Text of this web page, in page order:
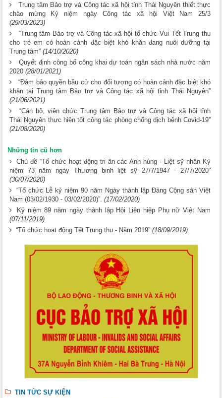
Trung tâm Bảo trợ và Công tác xã hội tỉnh Thái Nguyên thiết thực
chào mừng Kỷ niệm ngày Công tác xã hội Việt Nam 25/3
(29/03/2023)
“Trung tâm Bảo trợ và Công tác xã hội tổ chức Vui Tết Trung thu
cho trẻ em có hoàn cảnh đặc biệt khó khăn đang nuôi dưỡng tại
Trung tâm” (14/10/2020)
Quyết định công bố công khai dự toán ngân sách nhà nước năm
2020 (28/01/2021)
“Đảm bảo quyền bầu cử cho đối tượng có hoàn cảnh đặc biệt khó
khăn tại Trung tâm Bảo trợ và Công tác xã hội tỉnh Thái Nguyên”
(21/06/2021)
“Cán bộ, viên chức Trung tâm Bảo trợ và Công tác xã hội tỉnh
Thái Nguyên thực hiện tốt công tác phòng chống dịch bệnh Covid-19”
(21/08/2020)
Những tin cũ hơn
Chủ đề “Tổ chức hoạt động tri ân các Anh hùng - Liệt sỹ nhân Kỷ
niệm 73 năm ngày Thương binh liệt sỹ 27/7/1947 - 27/7/2020”
(30/07/2020)
“Tổ chức Lễ kỷ niệm 90 năm Ngày thành lập Đảng Cộng sản Việt
Nam (03/02/1930 - 03/02/2020)”. (17/02/2020)
Kỷ niệm 89 năm ngày thành lập Hội Liên hiệp Phụ nữ Việt Nam
(07/11/2019)
“Tổ chức hoạt động Tết Trung thu - Năm 2019” (18/09/2019)
TIN TỨC SỰ KIỆN